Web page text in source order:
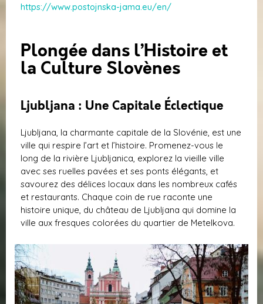
https://www.postojnska-jama.eu/en/
Plongée dans l’Histoire et
la Culture Slovènes
Ljubljana : Une Capitale Éclectique
Ljubljana, la charmante capitale de la Slovénie, est une
ville qui respire l’art et l’histoire. Promenez-vous le
long de la rivière Ljubljanica, explorez la vieille ville
avec ses ruelles pavées et ses ponts élégants, et
savourez des délices locaux dans les nombreux cafés
et restaurants. Chaque coin de rue raconte une
histoire unique, du château de Ljubljana qui domine la
ville aux fresques colorées du quartier de Metelkova.